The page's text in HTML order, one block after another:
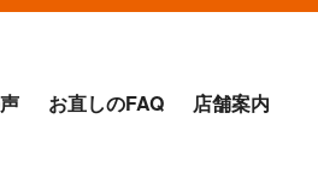
お直しのFAQ 店舗案内